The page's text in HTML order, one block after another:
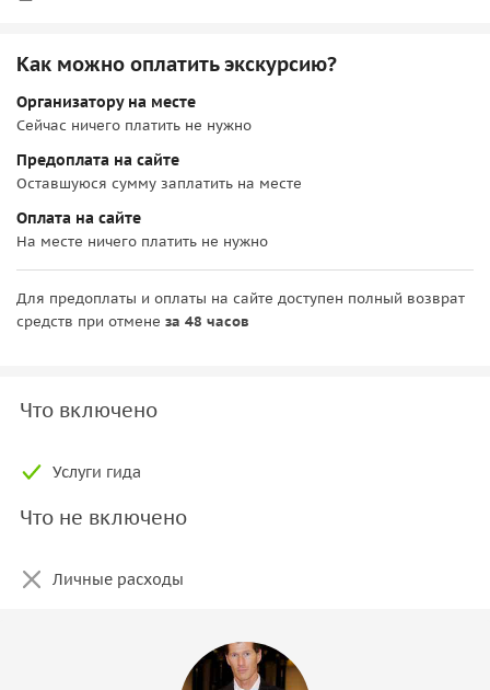
Как можно оплатить экскурсию?
Организатору на месте
Сейчас ничего платить не нужно
Предоплата на сайте
Оставшуюся сумму заплатить на месте
Оплата на сайте
На месте ничего платить не нужно
Для предоплаты и оплаты на сайте доступен полный возврат
средств при отмене за 48 часов
Что включено
Услуги гида
Что не включено
Личные расходы